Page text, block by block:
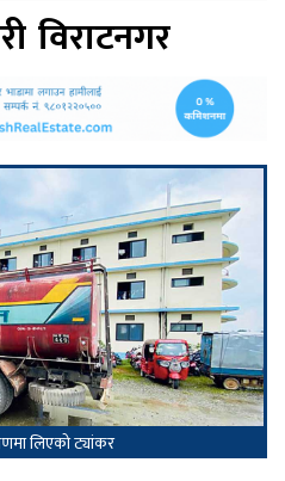
विराटनगर
लिएको ट्यांकर